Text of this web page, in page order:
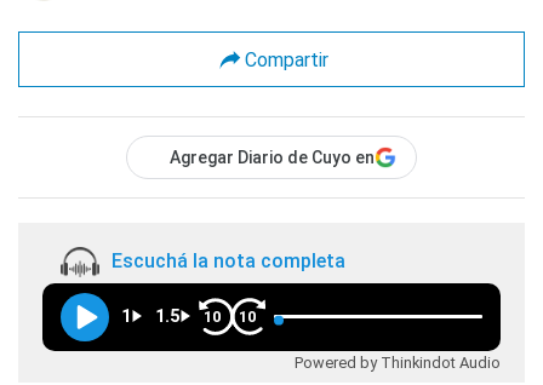
Compartir
Agregar Diario de Cuyo en
Escuchá la nota completa
1 1.5 10 10
Powered by Thinkindot Audio